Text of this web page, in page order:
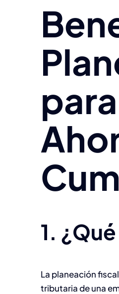
1.
La planeación
tributaria de una